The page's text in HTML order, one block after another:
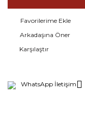
Arkadaşına Öner
Karşılaştır
WhatsApp İletişim